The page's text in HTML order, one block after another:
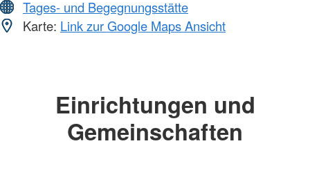
Tages- und Begegnungsstätte
Karte: Link zur Google Maps Ansicht
Einrichtungen und
Gemeinschaften